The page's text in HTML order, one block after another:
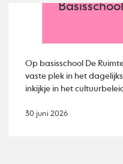
Op basisschool De
vaste plek in het
inkijkje in het
30 juni 2026